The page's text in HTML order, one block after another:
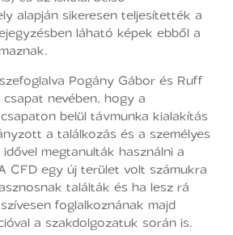
alapján sikeresen teljesítették a
láható képek ebből a
Pogány Gábor és Ruff
nevében, hogy a
belül távmunka kialakítás
a találkozás és a személyes
megtanulták használni a
CFD egy új terület volt számukra
találták és ha lesz rá
foglalkoznának majd
a szakdolgozatuk során is.